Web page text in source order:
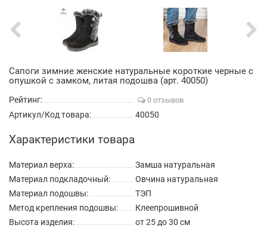
Сапоги зимние женские натуральные короткие черные с
опушкой с замком, литая подошва (арт. 40050)
Рейтинг: 0 отзывов
Артикул/Код товара: 40050
Характеристики товара
Материал верха:
Замша натуральная
Материал подкладочный:
Овчина натуральная
Материал подошвы:
ТЭП
Метод крепления подошвы:
Клеепрошивной
Высота изделия:
от 25 до 30 см